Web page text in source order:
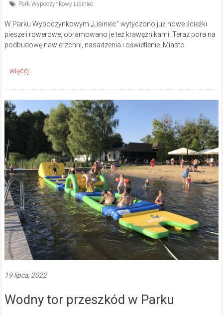
Park Wypoczynkowy Lisiniec
W Parku Wypoczynkowym „Lisiniec” wytyczono już nowe ścieżki
piesze i rowerowe, obramowano je też krawężnikami. Teraz pora na
podbudowę nawierzchni, nasadzenia i oświetlenie. Miasto
19 lipca, 2022
Wodny tor przeszkód w Parku